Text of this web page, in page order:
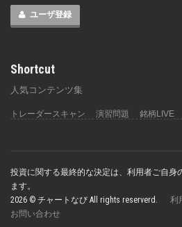
ユーザ登録
Shortcut
人気コンテンツ集
トレーダースキャン 演習問題 銘柄LIVE
投資に関する最終的な決定は、利用者ご自身
ます。
2026 © チャートなび All rights reserverd. 利
お問い合わせ